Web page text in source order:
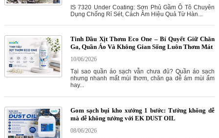
IS 7320 Under Coating: Sơn Phủ Gầm Ô Tô Chuyên
Dụng Chống Rỉ Sét, Cách Âm Hiệu Quả Từ Hàn...
Tinh Dầu Xịt Thơm Eco One – Bí Quyết Giữ Chăn
Ga, Quần Áo Và Không Gian Sống Luôn Thơm Mát
10/06/2026
Tại sao quần áo sạch vẫn chưa đủ? Quần áo sạch
nhưng nhanh mất mùi thơm, chăn ga dễ ám mùi ẩm
hay...
Gom sạch bụi kho xưởng 1 bước: Tưởng không dễ
mà dễ không tưởng với EK DUST OIL
08/06/2026